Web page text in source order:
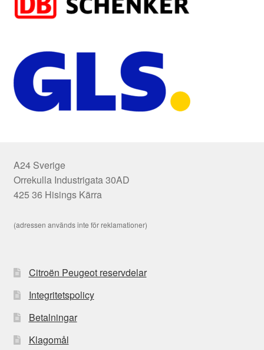
A24 Sverige
Orrekulla Industrigata 30AD
425 36 Hisings Kärra
(adressen används inte för reklamationer)
Citroën Peugeot reservdelar
Integritetspolicy
Betalningar
Klagomål